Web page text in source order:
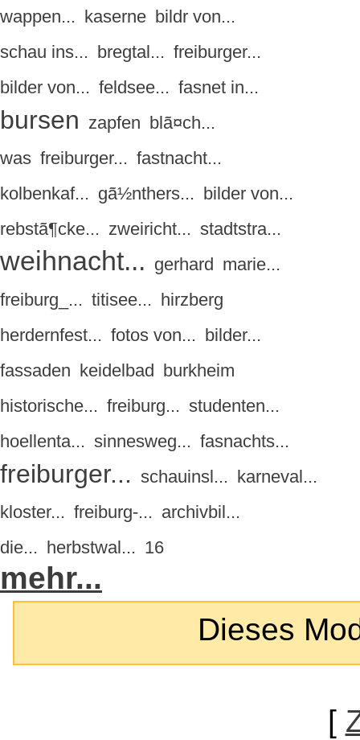
wappen... kaserne bildr von...
schau ins... bregtal... freiburger...
bilder von... feldsee... fasnet in...
bursen zapfen blã¤ch...
was freiburger... fastnacht...
kolbenkaf... gã½nthers... bilder von...
rebstã¶cke... zweiricht... stadtstra...
weihnacht... gerhard marie...
freiburg_... titisee... hirzberg
herdernfest... fotos von... bilder...
fassaden keidelbad burkheim
historische... freiburg... studenten...
hoellenta... sinnesweg... fasnachts...
freiburger... schauinsl... karneval...
kloster... freiburg-... archivbil...
die... herbstwal... 16
mehr...
Dieses
[